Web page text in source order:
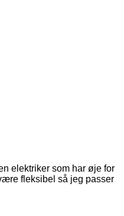
elektriker som har øje for
fleksibel så jeg passer